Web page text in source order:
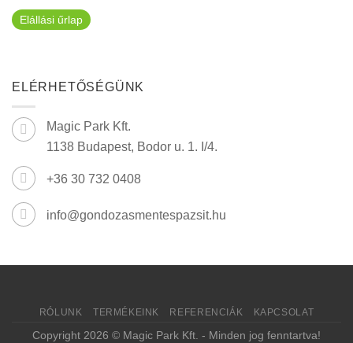
Elállási űrlap
ELÉRHETŐSÉGÜNK
Magic Park Kft.
1138 Budapest, Bodor u. 1. I/4.
+36 30 732 0408
info@gondozasmentespazsit.hu
RÓLUNK TERMÉKEINK REFERENCIÁK KAPCSOLAT
Copyright 2026 © Magic Park Kft. - Minden jog fenntartva!